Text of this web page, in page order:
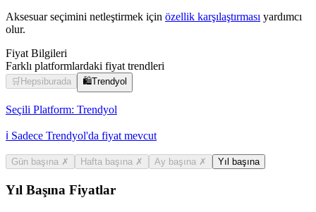
Aksesuar seçimini netleştirmek için özellik karşılaştırması yardımcı
olur.
Fiyat Bilgileri
Farklı platformlardaki fiyat trendleri
🛒 Hepsiburada 🛍️Trendyol
Seçili Platform: Trendyol
ℹ️ Sadece Trendyol'da fiyat mevcut
Gün başına ✗ Hafta başına ✗ Ay başına ✗ Yıl başına
Yıl Başına Fiyatlar